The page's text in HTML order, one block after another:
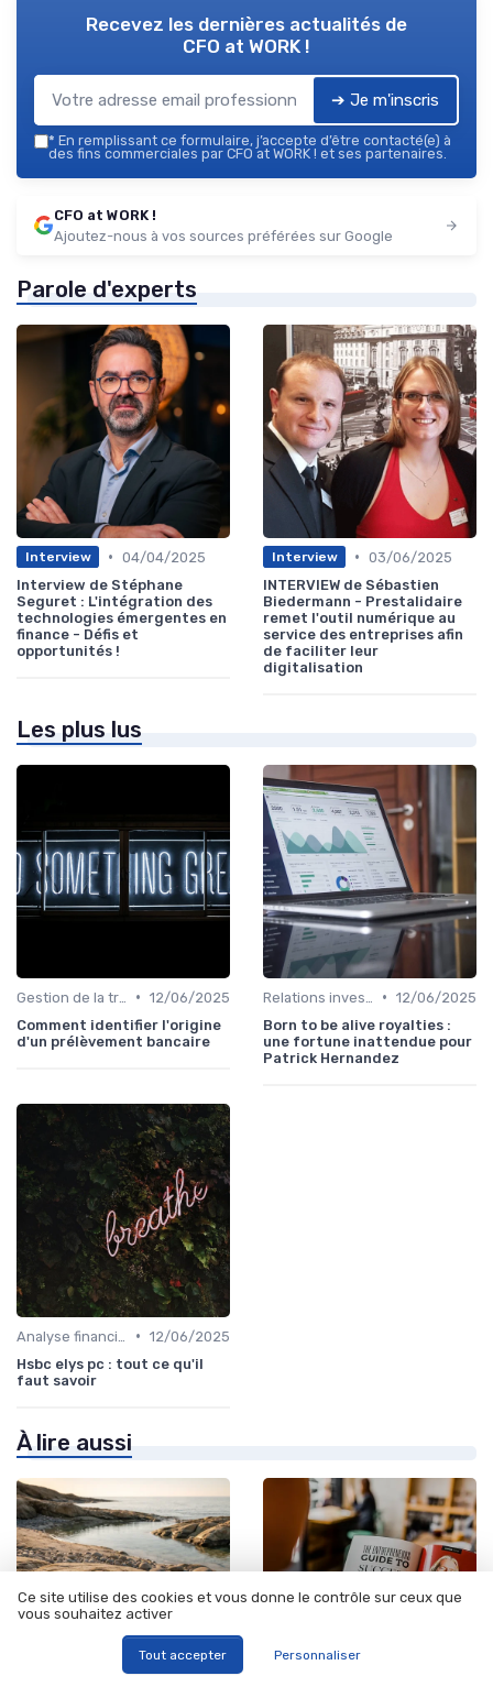
Recevez les dernières actualités de
CFO at WORK !
➔ Je m'inscris
* En remplissant ce formulaire, j’accepte d’être contacté(e) à
des fins commerciales par CFO at WORK ! et ses partenaires.
CFO at WORK !
Ajoutez-nous à vos sources préférées sur Google
Parole d'experts
Interview • 04/04/2025
Interview de Stéphane
Seguret : L'intégration des
technologies émergentes en
finance - Défis et
opportunités !
Interview • 03/06/2025
INTERVIEW de Sébastien
Biedermann - Prestalidaire
remet l'outil numérique au
service des entreprises afin
de faciliter leur
digitalisation
Les plus lus
• 12/06/2025
Comment identifier l'origine
d'un prélèvement bancaire
• 12/06/2025
Born to be alive royalties :
une fortune inattendue pour
Patrick Hernandez
• 12/06/2025
Hsbc elys pc : tout ce qu'il
faut savoir
À lire aussi
Ce site utilise des cookies et vous donne le contrôle sur ceux que
vous souhaitez activer
Tout accepter Personnaliser